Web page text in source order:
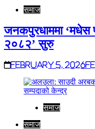
समाज
जनकपुरधाममा ‘मधेस
२०८२’ सुरु
February 5, 2026
समाज
समाज